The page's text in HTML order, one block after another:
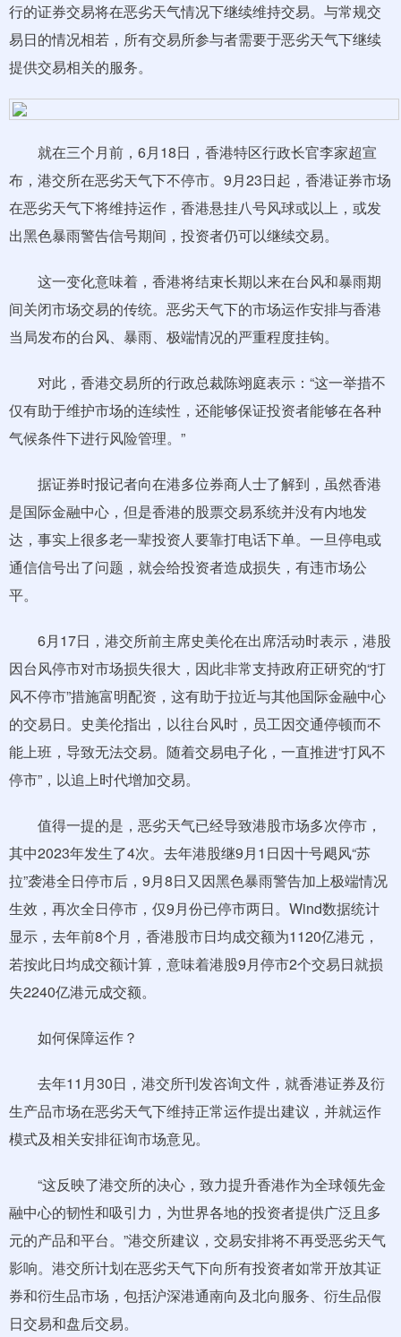
行的证券交易将在恶劣天气情况下继续维持交易。与常规交
易日的情况相若，所有交易所参与者需要于恶劣天气下继续
提供交易相关的服务。
就在三个月前，6月18日，香港特区行政长官李家超宣
布，港交所在恶劣天气下不停市。9月23日起，香港证券市场
在恶劣天气下将维持运作，香港悬挂八号风球或以上，或发
出黑色暴雨警告信号期间，投资者仍可以继续交易。
这一变化意味着，香港将结束长期以来在台风和暴雨期
间关闭市场交易的传统。恶劣天气下的市场运作安排与香港
当局发布的台风、暴雨、极端情况的严重程度挂钩。
对此，香港交易所的行政总裁陈翊庭表示：“这一举措不
仅有助于维护市场的连续性，还能够保证投资者能够在各种
气候条件下进行风险管理。”
据证券时报记者向在港多位券商人士了解到，虽然香港
是国际金融中心，但是香港的股票交易系统并没有内地发
达，事实上很多老一辈投资人要靠打电话下单。一旦停电或
通信信号出了问题，就会给投资者造成损失，有违市场公
平。
6月17日，港交所前主席史美伦在出席活动时表示，港股
因台风停市对市场损失很大，因此非常支持政府正研究的“打
风不停市”措施富明配资，这有助于拉近与其他国际金融中心
的交易日。史美伦指出，以往台风时，员工因交通停顿而不
能上班，导致无法交易。随着交易电子化，一直推进“打风不
停市”，以追上时代增加交易。
值得一提的是，恶劣天气已经导致港股市场多次停市，
其中2023年发生了4次。去年港股继9月1日因十号飓风“苏
拉”袭港全日停市后，9月8日又因黑色暴雨警告加上极端情况
生效，再次全日停市，仅9月份已停市两日。Wind数据统计
显示，去年前8个月，香港股市日均成交额为1120亿港元，
若按此日均成交额计算，意味着港股9月停市2个交易日就损
失2240亿港元成交额。
如何保障运作？
去年11月30日，港交所刊发咨询文件，就香港证券及衍
生产品市场在恶劣天气下维持正常运作提出建议，并就运作
模式及相关安排征询市场意见。
“这反映了港交所的决心，致力提升香港作为全球领先金
融中心的韧性和吸引力，为世界各地的投资者提供广泛且多
元的产品和平台。”港交所建议，交易安排将不再受恶劣天气
影响。港交所计划在恶劣天气下向所有投资者如常开放其证
券和衍生品市场，包括沪深港通南向及北向服务、衍生品假
日交易和盘后交易。